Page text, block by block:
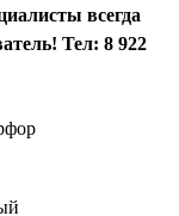
всегда
Тел: 8 922